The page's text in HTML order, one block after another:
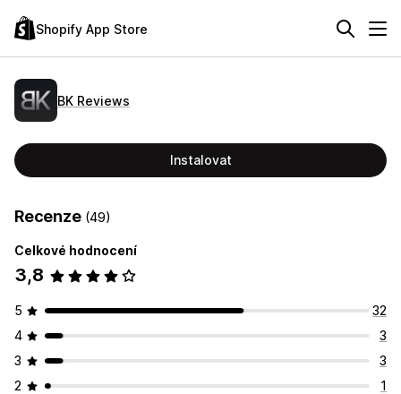
Shopify App Store
BK Reviews
Instalovat
Recenze (49)
Celkové hodnocení
3,8
5
32
4
3
3
3
2
1